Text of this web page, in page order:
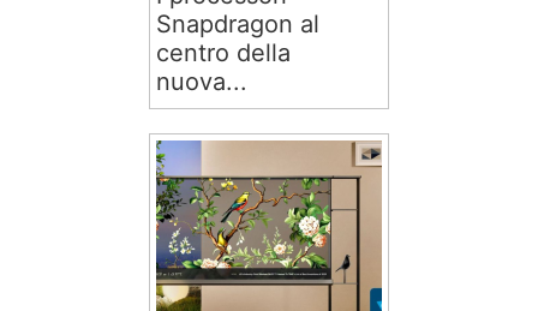
Snapdragon al
centro della
nuova...